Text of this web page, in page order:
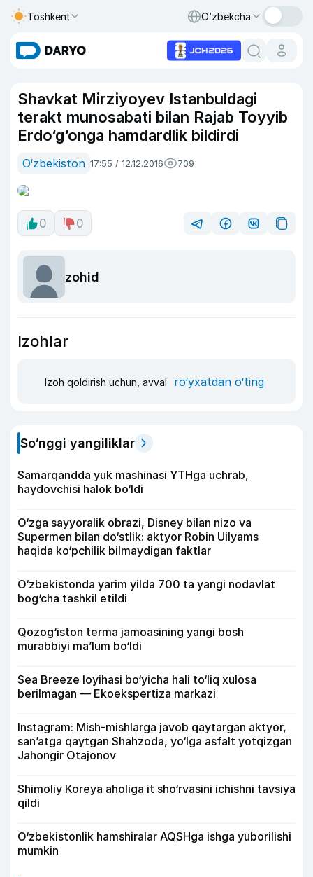
Toshkent O‘zbekcha
Shavkat Mirziyoyev Istanbuldagi
terakt munosabati bilan Rajab Toyyib
Erdo‘g‘onga hamdardlik bildirdi
O‘zbekiston 17:55 / 12.12.2016 709
0 0
zohid
Izohlar
Izoh qoldirish uchun, avval ro‘yxatdan o‘ting
So‘nggi yangiliklar
Samarqandda yuk mashinasi YTHga uchrab,
haydovchisi halok bo‘ldi
O‘zga sayyoralik obrazi, Disney bilan nizo va
Supermen bilan do‘stlik: aktyor Robin Uilyams
haqida ko‘pchilik bilmaydigan faktlar
O‘zbekistonda yarim yilda 700 ta yangi nodavlat
bog‘cha tashkil etildi
Qozog‘iston terma jamoasining yangi bosh
murabbiyi ma’lum bo‘ldi
Sea Breeze loyihasi bo‘yicha hali to‘liq xulosa
berilmagan — Ekoekspertiza markazi
Instagram: Mish-mishlarga javob qaytargan aktyor,
san’atga qaytgan Shahzoda, yo‘lga asfalt yotqizgan
Jahongir Otajonov
Shimoliy Koreya aholiga it sho‘rvasini ichishni tavsiya
qildi
O‘zbekistonlik hamshiralar AQSHga ishga yuborilishi
mumkin